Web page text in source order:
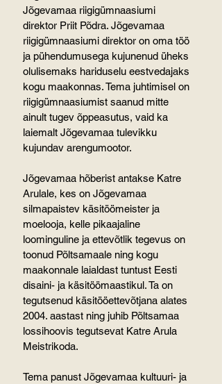
Jõgevamaa riigigümnaasiumi
direktor Priit Põdra. Jõgevamaa
riigigümnaasiumi direktor on oma töö
ja pühendumusega kujunenud üheks
olulisemaks hariduselu eestvedajaks
kogu maakonnas. Tema juhtimisel on
riigigümnaasiumist saanud mitte
ainult tugev õppeasutus, vaid ka
laiemalt Jõgevamaa tulevikku
kujundav arengumootor.
Jõgevamaa hõberist antakse Katre
Arulale, kes on Jõgevamaa
silmapaistev käsitöömeister ja
moelooja, kelle pikaajaline
loominguline ja ettevõtlik tegevus on
toonud Põltsamaale ning kogu
maakonnale laialdast tuntust Eesti
disaini- ja käsitöömaastikul. Ta on
tegutsenud käsitööettevõtjana alates
2004. aastast ning juhib Põltsamaa
lossihoovis tegutsevat Katre Arula
Meistrikoda.
Tema panust Jõgevamaa kultuuri- ja